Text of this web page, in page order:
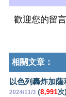
歡迎您的留言
相關文章：
以色列轟炸加
2024/11/3 (8,991次)